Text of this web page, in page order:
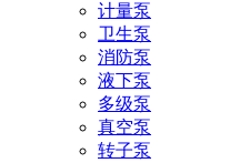
计量泵
卫生泵
消防泵
液下泵
多级泵
真空泵
转子泵